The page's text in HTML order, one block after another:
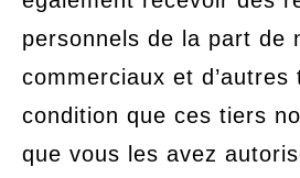
personnels de la part de
commerciaux et d’autres
condition que ces tiers
que vous les avez